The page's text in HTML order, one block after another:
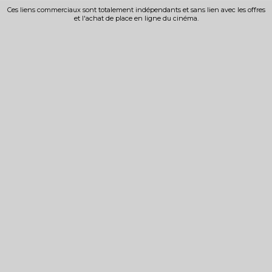
Ces liens commerciaux sont totalement indépendants et sans lien avec les offres
et l'achat de place en ligne du cinéma.